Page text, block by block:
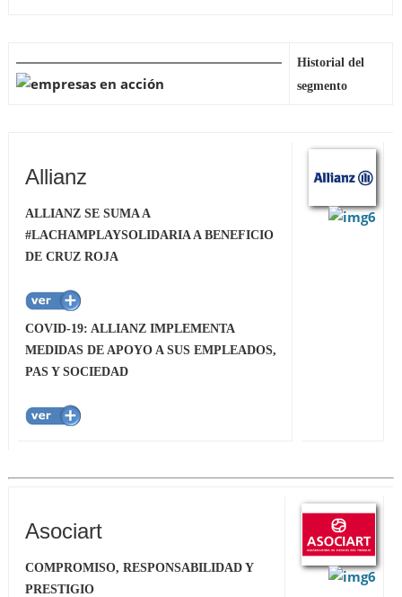
Historial del
segmento
Allianz
ALLIANZ SE SUMA A
#LACHAMPLAYSOLIDARIA A BENEFICIO
DE CRUZ ROJA
COVID-19: ALLIANZ IMPLEMENTA
MEDIDAS DE APOYO A SUS EMPLEADOS,
PAS Y SOCIEDAD
Asociart
COMPROMISO, RESPONSABILIDAD Y
PRESTIGIO